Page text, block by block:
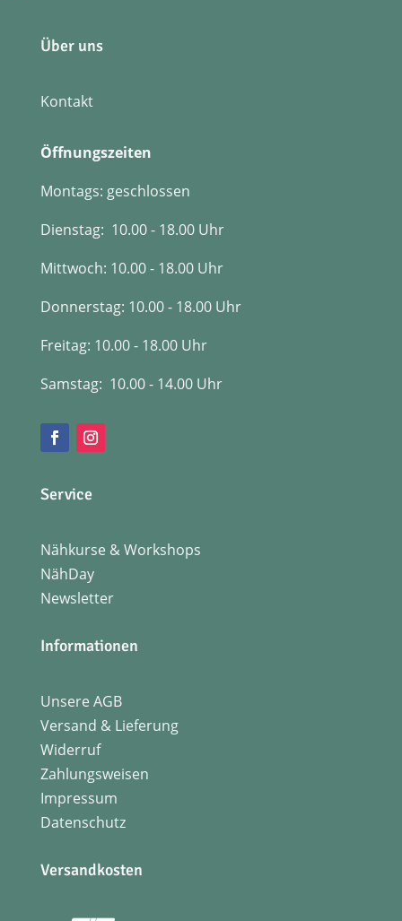
Über uns
Kontakt
Öffnungszeiten
Montags: geschlossen
Dienstag: 10.00 - 18.00 Uhr
Mittwoch: 10.00 - 18.00 Uhr
Donnerstag: 10.00 - 18.00 Uhr
Freitag: 10.00 - 18.00 Uhr
Samstag: 10.00 - 14.00 Uhr
Service
Nähkurse & Workshops
NähDay
Newsletter
Informationen
Unsere AGB
Versand & Lieferung
Widerruf
Zahlungsweisen
Impressum
Datenschutz
Versandkosten